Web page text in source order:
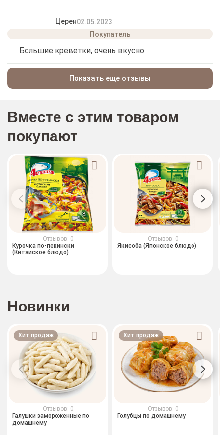
Церен02.05.2023
Большие креветки, очень вкусно
Показать еще отзывы
Вместе с этим товаром
покупают
Отзывов: 0
Курочка по-пекински
(Китайское блюдо)
Отзывов: 0
Якисоба (Японское блюдо)
Новинки
Хит продаж
Отзывов: 0
Галушки замороженные по
домашнему
Хит продаж
Отзывов: 0
Голубцы по домашнему